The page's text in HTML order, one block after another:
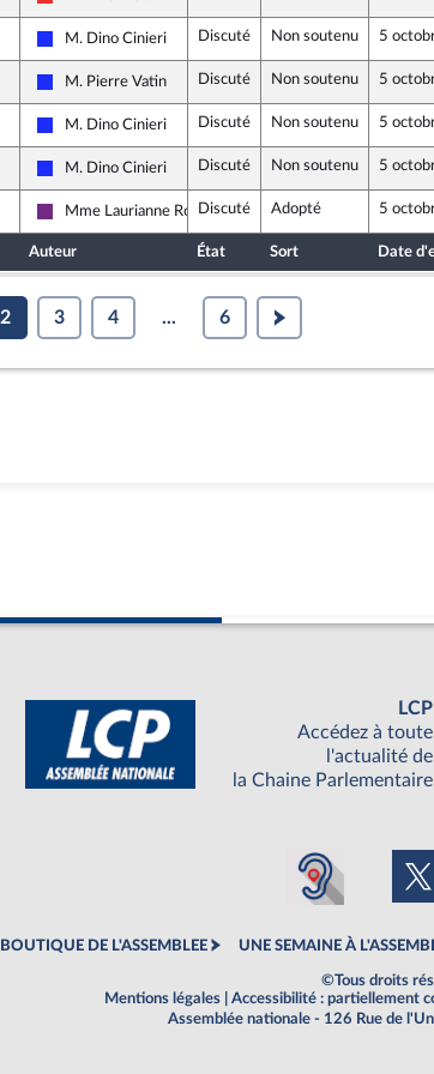
La France insoumise
Les Républicains
M. Dino Cinieri Discuté Non soutenu 5
Les Républicains
M. Pierre Vatin Discuté Non soutenu 5
Les Républicains
M. Dino Cinieri Discuté Non soutenu 5
Les Républicains
M. Dino Cinieri Discuté Non soutenu 5
La République en Marche
Mme Laurianne RossiDiscuté Adopté 5
Auteur État Sort Date
2 3 4 ... 6
LCP
Accédez à toute
l'actualité de
la Chaine Parlementaire
BOUTIQUE DE L'ASSEMBLEE UNE SEMAINE À
©Tous droits
Mentions légales
Accessibilité : partiellement
Assemblée nationale - 126 Rue de